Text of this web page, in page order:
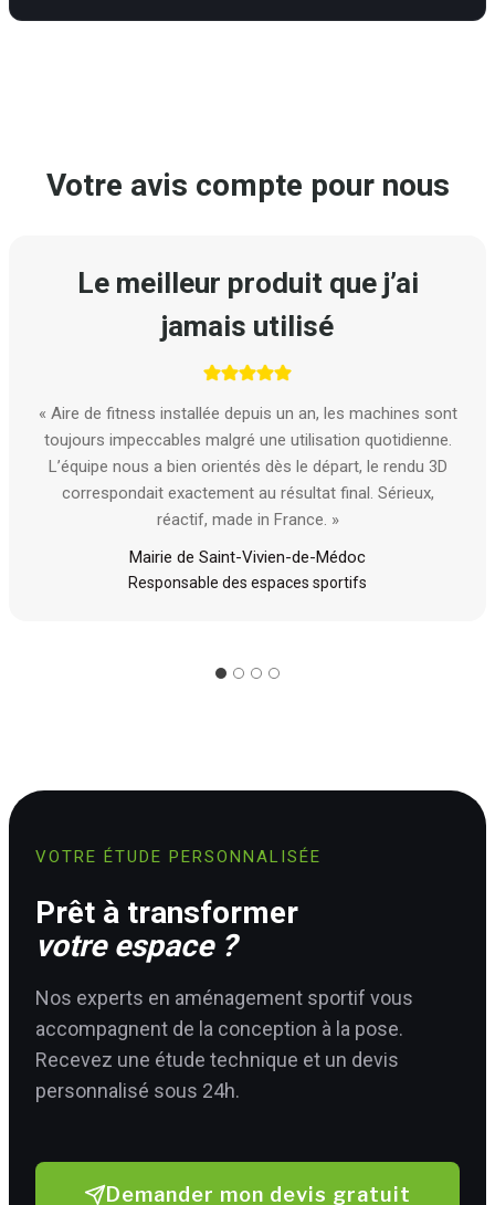
Votre avis compte pour nous
Le meilleur produit que j’ai
jamais utilisé
« Aire de fitness installée depuis un an, les machines sont
toujours impeccables malgré une utilisation quotidienne.
L’équipe nous a bien orientés dès le départ, le rendu 3D
correspondait exactement au résultat final. Sérieux,
réactif, made in France. »
Mairie de Saint-Vivien-de-Médoc
Responsable des espaces sportifs
VOTRE ÉTUDE PERSONNALISÉE
Prêt à transformer
votre espace ?
Nos experts en aménagement sportif vous
accompagnent de la conception à la pose.
Recevez une étude technique et un devis
personnalisé sous 24h.
Demander mon devis gratuit